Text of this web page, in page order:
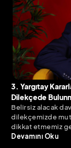
3. Yargıtay
Dilekçede
Belirsiz alacak
dilekçemizde
dikkat etmemiz
olarak
Devamını Oku